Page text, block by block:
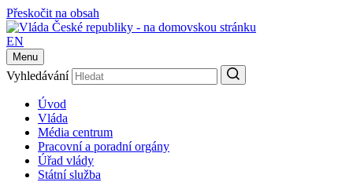
Přeskočit na obsah
EN
Menu
Vyhledávání
Úvod
Vláda
Média centrum
Pracovní a poradní orgány
Úřad vlády
Státní služba